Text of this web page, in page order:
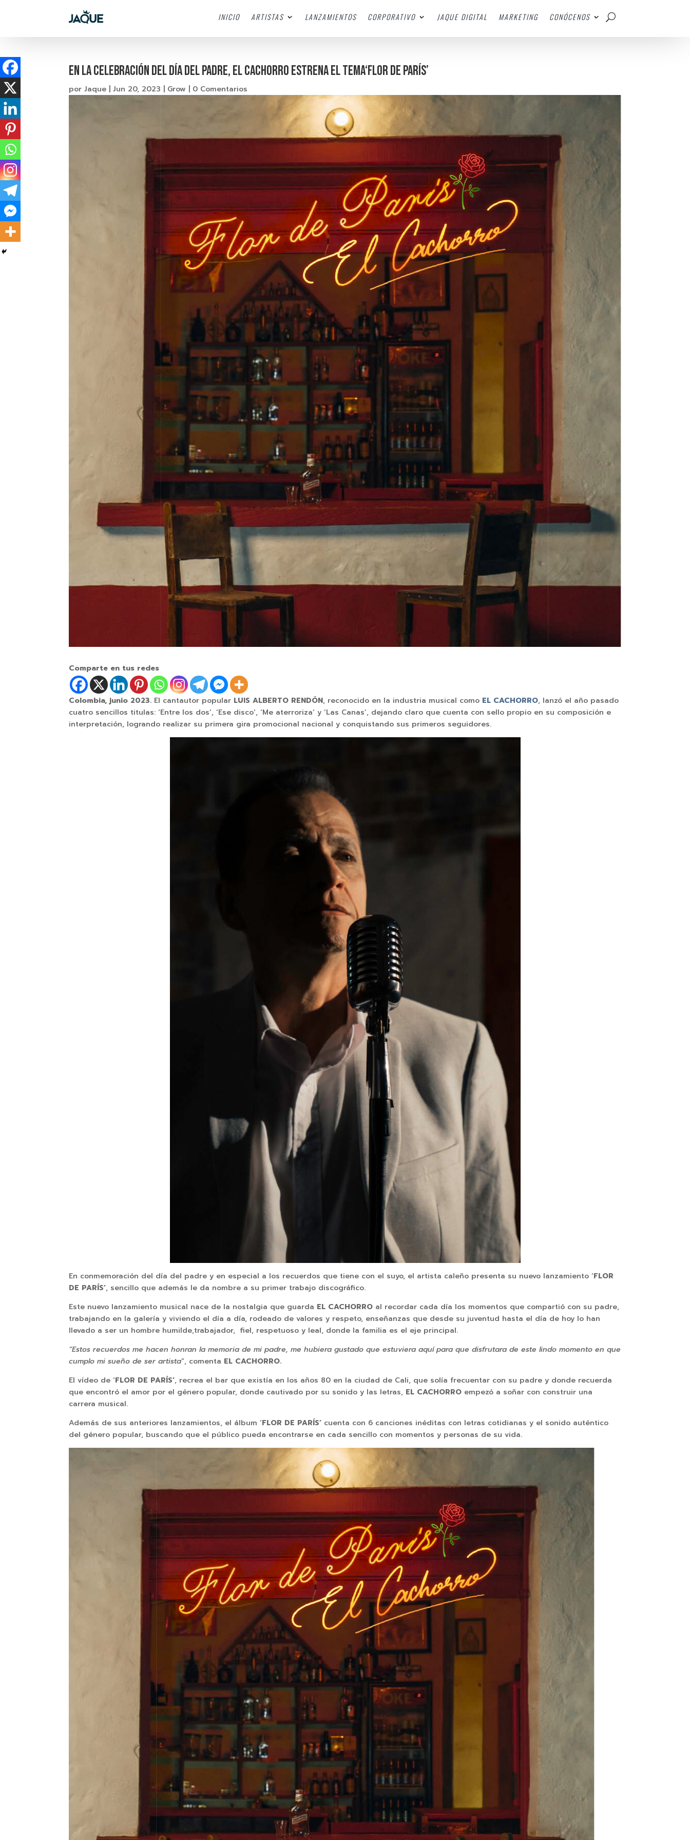
INICIO ARTISTAS LANZAMIENTOS CORPORATIVO JAQUE DIGITAL MARKETING CONÓCENOS
En la celebración del día del padre, El Cachorro estrena el tema‘Flor de París’
porJaque |Jun 20, 2023 | Grow | 0 Comentarios
Comparte en tus redes
Colombia, junio 2023. El cantautor popular LUIS ALBERTO RENDÓN, reconocido en la industria musical como EL CACHORRO, lanzó el año pasado
cuatro sencillos titulas: ‘Entre los dos’, ‘Ese disco’, ‘Me aterroriza’ y ‘Las Canas’, dejando claro que cuenta con sello propio en su composición e
interpretación, logrando realizar su primera gira promocional nacional y conquistando sus primeros seguidores.
En conmemoración del día del padre y en especial a los recuerdos que tiene con el suyo, el artista caleño presenta su nuevo lanzamiento ‘FLOR
DE PARÍS’, sencillo que además le da nombre a su primer trabajo discográfico.
Este nuevo lanzamiento musical nace de la nostalgia que guarda EL CACHORRO al recordar cada día los momentos que compartió con su padre,
trabajando en la galería y viviendo el día a día, rodeado de valores y respeto, enseñanzas que desde su juventud hasta el día de hoy lo han
llevado a ser un hombre humilde,trabajador, fiel, respetuoso y leal, donde la familia es el eje principal.
“Estos recuerdos me hacen honran la memoria de mi padre, me hubiera gustado que estuviera aquí para que disfrutara de este lindo momento en que
cumplo mi sueño de ser artista”, comenta EL CACHORRO.
El vídeo de ‘FLOR DE PARÍS’, recrea el bar que existía en los años 80 en la ciudad de Cali, que solía frecuentar con su padre y donde recuerda
que encontró el amor por el género popular, donde cautivado por su sonido y las letras, EL CACHORRO empezó a soñar con construir una
carrera musical.
Además de sus anteriores lanzamientos, el álbum ‘FLOR DE PARÍS’ cuenta con 6 canciones inéditas con letras cotidianas y el sonido auténtico
del género popular, buscando que el público pueda encontrarse en cada sencillo con momentos y personas de su vida.